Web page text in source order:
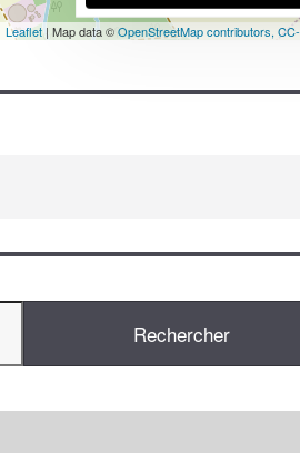
Leaflet| Map data ©OpenStreetMap contributors,